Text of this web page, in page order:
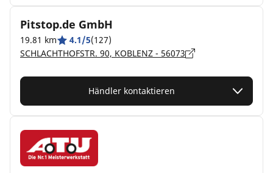
Pitstop.de GmbH
19.81 km 4.1/5(127)
SCHLACHTHOFSTR. 90, KOBLENZ - 56073
Händler kontaktieren